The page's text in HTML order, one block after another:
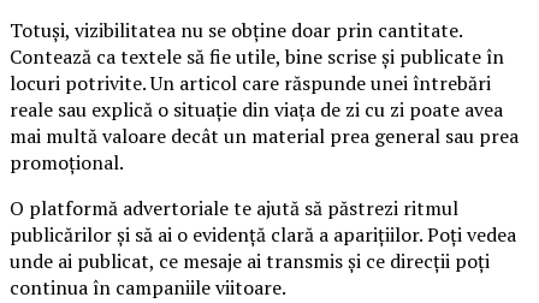
Totuși, vizibilitatea nu se obține doar prin cantitate.
Contează ca textele să fie utile, bine scrise și publicate în
locuri potrivite. Un articol care răspunde unei întrebări
reale sau explică o situație din viața de zi cu zi poate avea
mai multă valoare decât un material prea general sau prea
promoțional.
O platformă advertoriale te ajută să păstrezi ritmul
publicărilor și să ai o evidență clară a aparițiilor. Poți vedea
unde ai publicat, ce mesaje ai transmis și ce direcții poți
continua în campaniile viitoare.